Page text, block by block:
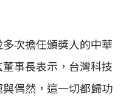
次擔任頒獎人的中華
事長表示，台灣科技
偶然，這一切都歸功